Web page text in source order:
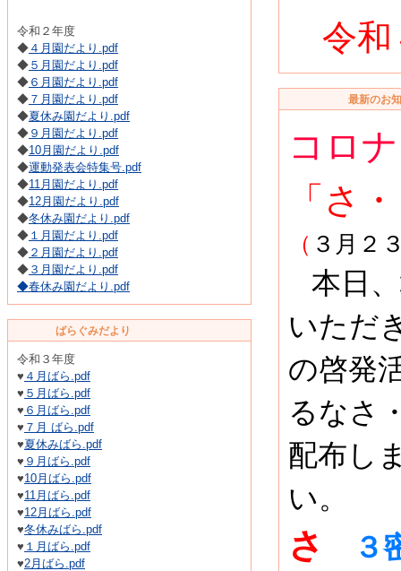
令和２年度
◆ ４月園だより.pdf
◆ ５月園だより.pdf
◆ ６月園だより.pdf
◆ ７月園だより.pdf
◆夏休み園だより.pdf
◆ ９月園だより.pdf
◆10月園だより.pdf
◆運動発表会特集号.pdf
◆11月園だより.pdf
◆12月園だより.pdf
◆冬休み園だより.pdf
◆ １月園だより.pdf
◆ ２月園だより.pdf
◆ ３月園だより.pdf
◆春休み園だより.pdf
ばらぐみだより
令和３年度
♥ ４月ばら.pdf
♥ ５月ばら.pdf
♥ ６月ばら.pdf
♥ ７月 ばら.pdf
♥夏休みばら.pdf
♥ ９月ばら.pdf
♥10月ばら.pdf
♥11月ばら.pdf
♥12月ばら.pdf
♥冬休みばら.pdf
♥ １月ばら.pdf
♥2月ばら.pdf
令
最新のお知
コロ
「 さ・
（ ３月２
本日
いただ
の啓発
るなさ
配布し
い。
さ
３